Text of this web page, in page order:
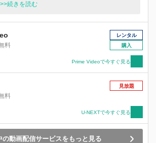
貫く手作り一点ものの店は、日々来客で大賑わ
ランド化の話を持ち掛けるが、まるで“頑固じじ
い”のような彼女は、全く興味を示さない。 祖母
で一代目が作った服の仕立て直しとサイズ直し、
あとは先代のデザインを流用した新作を少しだ
け、市江はそれで満足だった。 「一生、着続け
られる服を──」 南洋裁店の服は、世界で一着だ
けの一生もの── それが市江の繕い裁つ服が愛さ
れる、潔くも清い秘密だった。 だが、自分がデ
ザインしたドレスを作りたいはずだという藤井の
言葉に、生まれて初めて市江の心は揺れ動く
>>続きを読む
料
レンタル
購入
Prime Videoで今すぐ見る
料
見放題
U-NEXTで今すぐ見る
の動画配信サービスをもっと見る